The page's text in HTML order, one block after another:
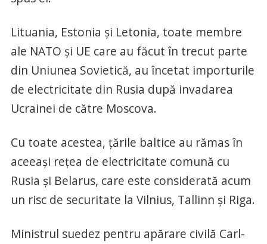
Lituania, Estonia şi Letonia, toate membre
ale NATO şi UE care au făcut în trecut parte
din Uniunea Sovietică, au încetat importurile
de electricitate din Rusia după invadarea
Ucrainei de către Moscova.
Cu toate acestea, ţările baltice au rămas în
aceeaşi reţea de electricitate comună cu
Rusia şi Belarus, care este considerată acum
un risc de securitate la Vilnius, Tallinn şi Riga.
Ministrul suedez pentru apărare civilă Carl-